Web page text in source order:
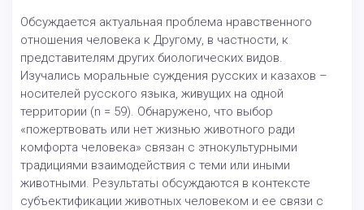
Обсуждается актуальная проблема нравственного
отношения человека к Другому, в частности, к
представителям других биологических видов.
Изучались моральные суждения русских и казахов –
носителей русского языка, живущих на одной
территории (n = 59). Обнаружено, что выбор
«пожертвовать или нет жизнью животного ради
комфорта человека» связан с этнокультурными
традициями взаимодействия с теми или иными
животными. Результаты обсуждаются в контексте
субъектификации животных человеком и ее связи с